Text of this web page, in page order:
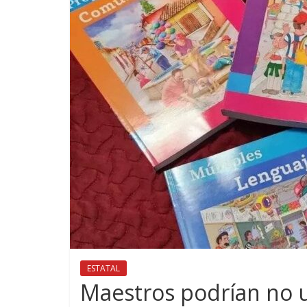
ESTATAL
Maestros podrían no